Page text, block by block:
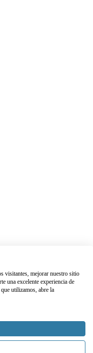
visitantes, mejorar nuestro sitio
una excelente experiencia de
utilizamos, abre la